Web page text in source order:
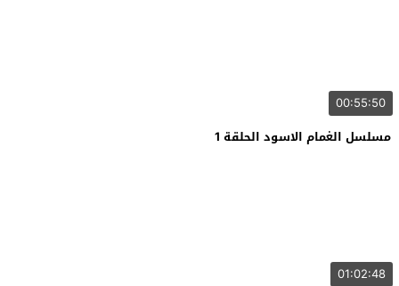
00:55:50
مسلسل الغمام الاسود الحلقة 1
01:02:48